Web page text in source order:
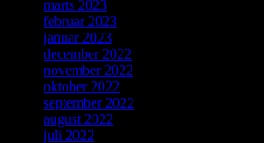
marts 2023
februar 2023
januar 2023
december 2022
november 2022
oktober 2022
september 2022
august 2022
juli 2022